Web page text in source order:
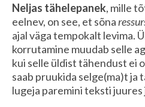
Neljas tähelepanek, mille
eelnev, on see, et sõna
ajal väga tempokalt levima.
korrutamine muudab selle
kui selle üldist tähendust ei
saab pruukida selge(ma)t ja
lugeja paremini teksti juures